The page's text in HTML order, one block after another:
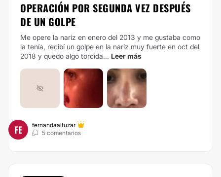
OPERACIÓN POR SEGUNDA VEZ DESPUÉS
DE UN GOLPE
Me opere la nariz en enero del 2013 y me gustaba como
la tenía, recibí un golpe en la nariz muy fuerte en oct del
2018 y quedo algo torcida... Leer más
FE
fernandaaltuzar
5 comentarios